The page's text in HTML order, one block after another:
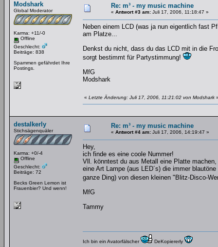
Modshark
Global Moderator
Karma: +11/-0
Offline
Geschlecht:
Beiträge: 838
Spammen gefährdet Ihre
Postings.
Re: m³ - my music machine
« Antwort #3 am: Juli 17, 2006, 11:18:47 »
Neben einem LCD (was ja nun eigentlich fast
am Platze...
Denkst du nicht, dass du das LCD mit in die
sorgt bestimmt für Partystimmung!
MfG
Modshark
« Letzte Änderung: Juli 17, 2006, 11:21:02 von Modshark
destalkerly
Stichsägenquäler
Karma: +0/-4
Offline
Geschlecht:
Beiträge: 72
Becks Green Lemon ist
Frauenbier? Und wenn!
Re: m³ - my music machine
« Antwort #4 am: Juli 17, 2006, 14:19:47 »
Hey,
ich finde es eine coole Nummer!
Vll. könntest du aus Metall eine Platte
eine Art Lampe (aus LED´s) die immer
ganze Ding) von diesen kleinen "Blitz-Disco-
MfG
Tammy
Ich bin ein Avatorfälscher DeKopiererly